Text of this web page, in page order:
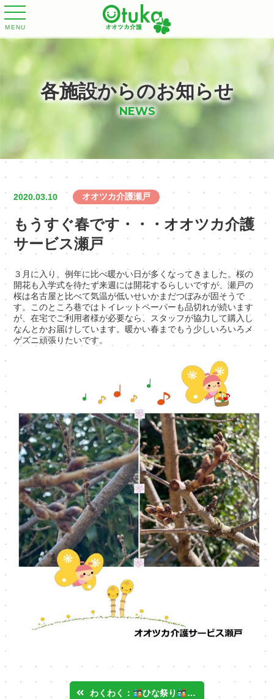
MENU
各施設からのお知らせ
NEWS
2020.03.10 オオツカ介護瀬戸
もうすぐ春です・・・オオツカ介護
サービス瀬戸
３月に入り、例年に比べ暖かい日が多くなってきました。桜の
開花も入学式を待たず来週には開花するらしいですが、瀬戸の
桜は名古屋と比べて気温が低いせいかまだつぼみが固そうで
す。このところ巷ではトイレットペーパーも品切れが続います
が、在宅でご利用者様が必要なら、スタッフが協力して購入し
なんとかお届けしています。暖かい春までもう少しいろいろメ
ゲズニ頑張りたいです。
わくわく： ひな祭り ひだまりカフェ